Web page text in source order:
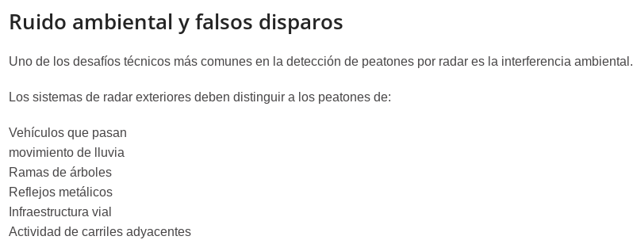
Ruido ambiental y falsos disparos
Uno de los desafíos técnicos más comunes en la detección de peatones por radar es la interferencia ambiental.
Los sistemas de radar exteriores deben distinguir a los peatones de:
Vehículos que pasan
movimiento de lluvia
Ramas de árboles
Reflejos metálicos
Infraestructura vial
Actividad de carriles adyacentes